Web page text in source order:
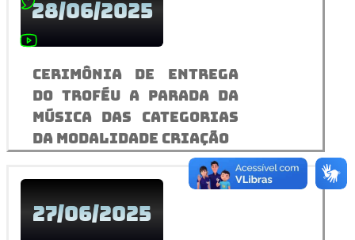
28/06/2025
Cerimônia de entrega
do troféu A Parada da
Música das categorias
da modalidade Criação
27/06/2025